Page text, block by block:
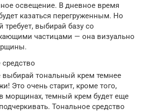
освещение. В дневное время
казаться перегруженным. Но
требует, выбирай базу со
частицами — она визуально
выбирай тональный крем темнее
Это очень старит, кроме того,
морщинах, темный крем будет еще
Тональное средство